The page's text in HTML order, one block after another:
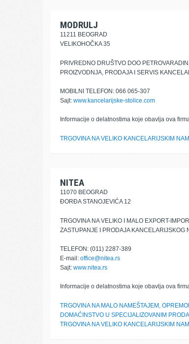
MODRULJ
11211 BEOGRAD
VELIKOHOČKA 35
PRIVREDNO DRUŠTVO DOO
PROIZVODNJA, PRODAJA I SERVIS
MOBILNI TELEFON: 066 065-307
Sajt: www.kancelarijske-stolice.com
Informacije o delatnostima koje obavlja ova
TRGOVINA NA VELIKO KANCELARIJSKIM
NITEA
11070 BEOGRAD
ĐORĐA STANOJEVIĆA 12
TRGOVINA NA VELIKO I MALO EXPORT-
ZASTUPANJE I PRODAJA KANCELARIJSKOG
TELEFON: (011) 2287-389
E-mail: office@nitea.rs
Sajt: www.nitea.rs
Informacije o delatnostima koje obavlja ova
TRGOVINA NA MALO NAMEŠTAJEM,
DOMAĆINSTVO U SPECIJALIZOVANIM
TRGOVINA NA VELIKO KANCELARIJSKIM